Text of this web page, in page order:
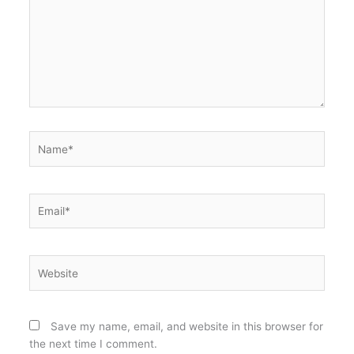
Save my name, email, and website in this browser for
the next time I comment.